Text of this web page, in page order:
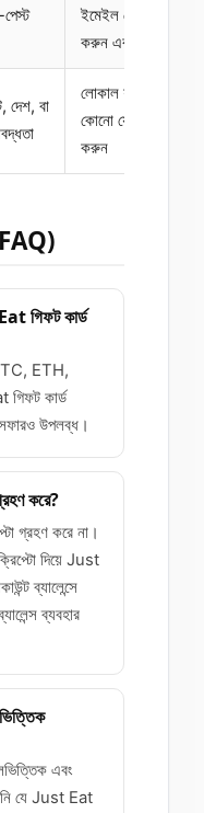
পেস্ট
ইমেইল থেকে সরাসরি
করুন এবং অতিরিক্ত
দেশ, বা
লোকাল শর্তগুলো চেক
কোনো যোগ্য রেস্টুরেন্ট
করুন
গিফট কার্ড
ETH,
কার্ড
উপলব্ধ।
করে?
গ্রহণ করে না।
দিয়ে Just
ব্যালেন্সে
ব্যবহার
এবং
যে Just Eat